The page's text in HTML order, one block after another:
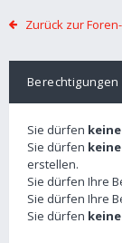
Zurück zur
Berechtigungen
Sie dürfen keine
Sie dürfen keine
erstellen.
Sie dürfen Ihre
Sie dürfen Ihre
Sie dürfen keine